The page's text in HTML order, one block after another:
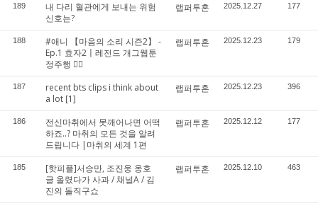
189
내 다리 혈관에게 보내는 위험
신호는?
랩퍼투혼 2025.12.27 177
188
#애니 【마음의 소리 시즌2】 -
Ep.1 효자2〡레전드 개그웹툰
정주행 🦸‍♀️
랩퍼투혼 2025.12.23 179
187
recent bts clips i think about
a lot [1]
랩퍼투혼 2025.12.23 396
186
전신마취에서 못깨어나면 어떡
하죠..? 마취의 모든 것을 알려
드립니다 |마취의 세계 1편
랩퍼투혼 2025.12.12 177
185
[핫피플]서승만, 조진웅 옹호
글 올렸다가 사과 / 채널A / 김
진의 돌직구쇼
랩퍼투혼 2025.12.10 463